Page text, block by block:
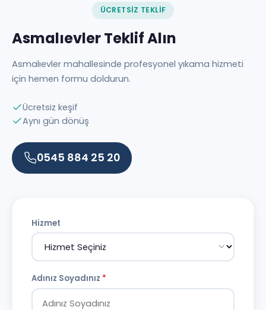
ÜCRETSIZ TEKLIF
Asmalıevler Teklif Alın
Asmalıevler mahallesinde profesyonel yıkama hizmeti
için hemen formu doldurun.
Ücretsiz keşif
Aynı gün dönüş
0545 884 25 20
Hizmet
Adınız Soyadınız *